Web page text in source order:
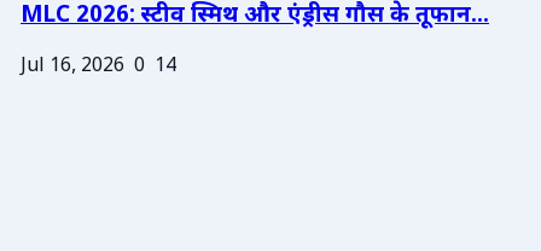
MLC 2026: स्टीव स्मिथ और एंड्रीस गौस के तूफान...
Jul 16, 2026 0 14